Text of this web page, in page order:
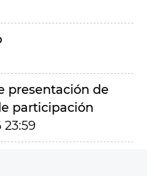
presentación de
participación